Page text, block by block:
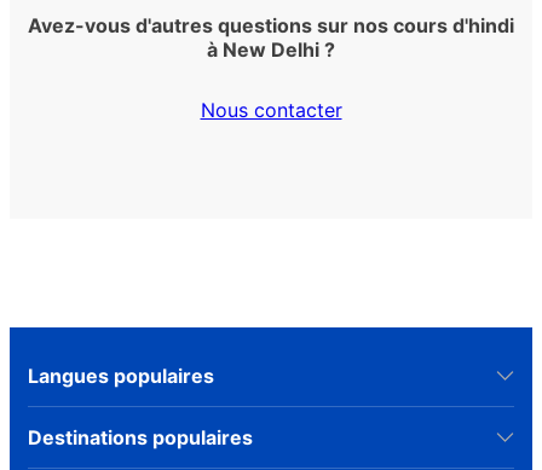
Avez-vous d'autres questions sur nos cours d'hindi
à New Delhi ?
Nous contacter
Langues populaires
Destinations populaires